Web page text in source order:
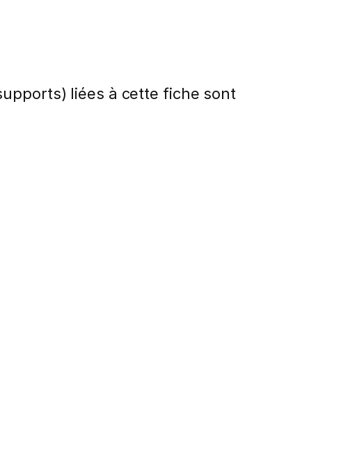
liées à cette fiche sont